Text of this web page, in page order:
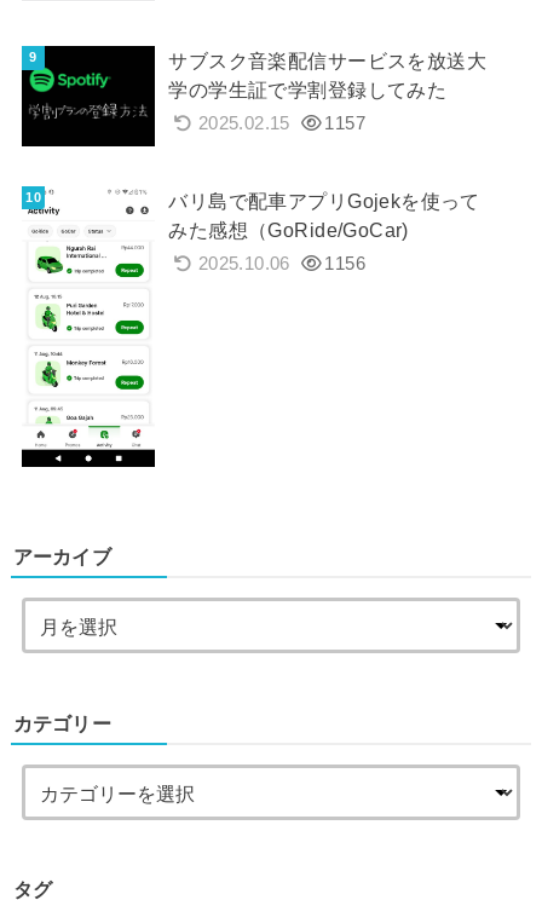
サブスク音楽配信サービスを放送大
学の学生証で学割登録してみた
2025.02.15 1157
バリ島で配車アプリGojekを使って
みた感想（GoRide/GoCar)
2025.10.06 1156
アーカイブ
カテゴリー
タグ